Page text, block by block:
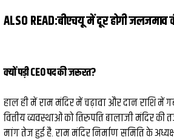
ALSO READ:बीएचयू में दूर होगी जलजमाव
क्यों पड़ी CEO पद की जरूरत?
हाल ही में राम मंदिर में चढ़ावा और दान राशि में
वित्तीय व्यवस्थाओं को तिरुपति बालाजी मंदिर
मांग तेज हुई है. राम मंदिर निर्माण समिति के